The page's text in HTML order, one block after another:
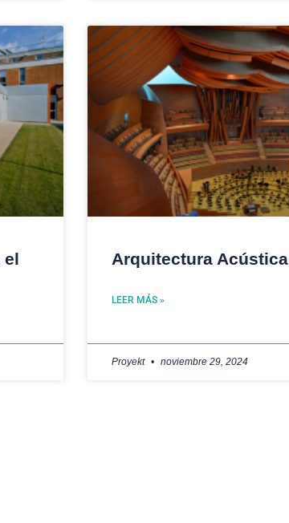
el
Arquitectura Acústica
LEER MÁS »
Proyekt noviembre 29, 2024